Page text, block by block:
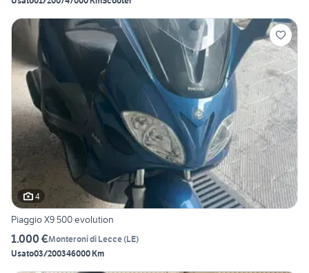
4
Piaggio X9 500 evolution
1.000 €Monteroni di Lecce(LE)
Usato03/200346000 Km